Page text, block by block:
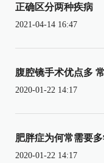
正确区分两种疾病
2021-04-14 16:47
腹腔镜手术优点多
2020-01-22 14:17
肥胖症为何常需要
2020-01-22 14:17